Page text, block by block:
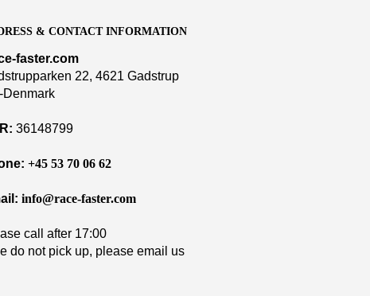
& CONTACT INFORMATION
faster.com
22, 4621 Gadstrup
Denmark
36148799
+45 53 70 06 62
info@race-faster.com
call after 17:00
do not pick up, please email us